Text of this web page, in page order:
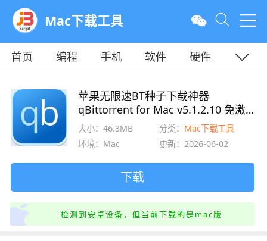
Mac下载工具
首页 编程 手机 软件
硬件
苹果无限速BT种子下载神器
qBittorrent for Mac v5.1.2.10 免激
活中文增强版
大小：46.3MB 分类： Mac下载工具
环境：Mac
更新：2026-06-02
下载
检测到安卓设备，但当前下载的是mac版